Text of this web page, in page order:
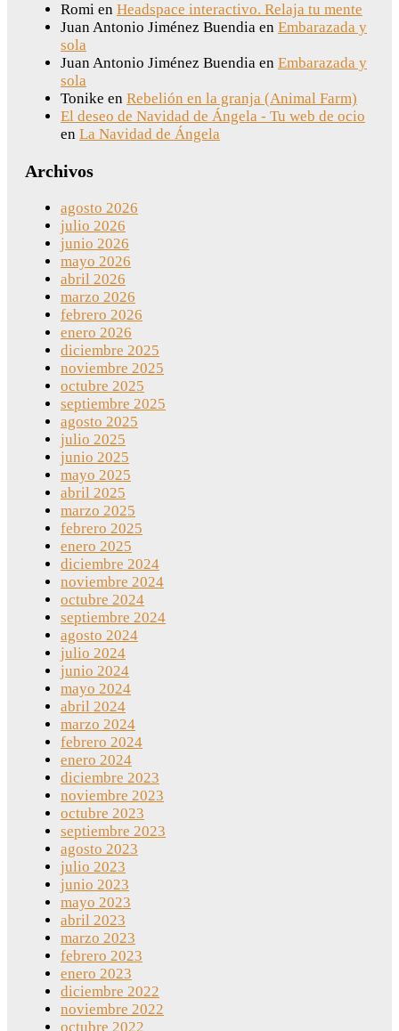
Romi en Headspace interactivo. Relaja tu mente
Juan Antonio Jiménez Buendia en Embarazada y
sola
Juan Antonio Jiménez Buendia en Embarazada y
sola
Tonike en Rebelión en la granja (Animal Farm)
El deseo de Navidad de Ángela - Tu web de ocio
en La Navidad de Ángela
Archivos
agosto 2026
julio 2026
junio 2026
mayo 2026
abril 2026
marzo 2026
febrero 2026
enero 2026
diciembre 2025
noviembre 2025
octubre 2025
septiembre 2025
agosto 2025
julio 2025
junio 2025
mayo 2025
abril 2025
marzo 2025
febrero 2025
enero 2025
diciembre 2024
noviembre 2024
octubre 2024
septiembre 2024
agosto 2024
julio 2024
junio 2024
mayo 2024
abril 2024
marzo 2024
febrero 2024
enero 2024
diciembre 2023
noviembre 2023
octubre 2023
septiembre 2023
agosto 2023
julio 2023
junio 2023
mayo 2023
abril 2023
marzo 2023
febrero 2023
enero 2023
diciembre 2022
noviembre 2022
octubre 2022